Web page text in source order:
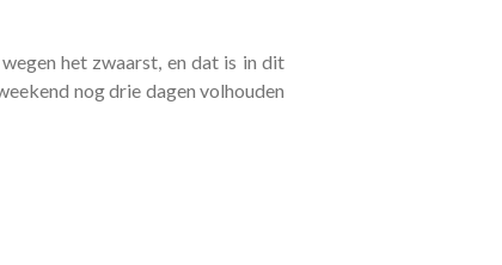
het zwaarst, en dat is in dit
nog drie dagen volhouden